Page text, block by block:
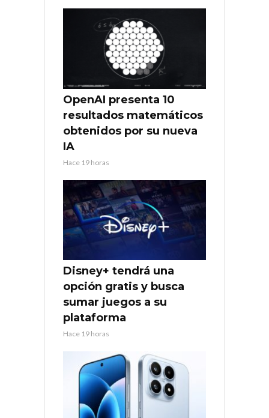
OpenAI presenta 10
resultados matemáticos
obtenidos por su nueva
IA
Hace 19 horas
Disney+ tendrá una
opción gratis y busca
sumar juegos a su
plataforma
Hace 19 horas